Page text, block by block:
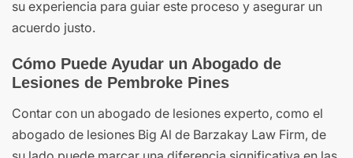
su experiencia para guiar este proceso y asegurar un
acuerdo justo.
Cómo Puede Ayudar un Abogado de
Lesiones de Pembroke Pines
Contar con un abogado de lesiones experto, como el
abogado de lesiones Big Al de Barzakay Law Firm, de